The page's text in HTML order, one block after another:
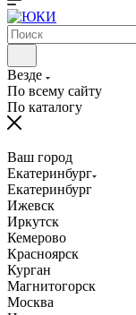
Везде
По всему сайту
По каталогу
Ваш город
Екатеринбург
Екатеринбург
Ижевск
Иркутск
Кемерово
Красноярск
Курган
Магнитогорск
Москва